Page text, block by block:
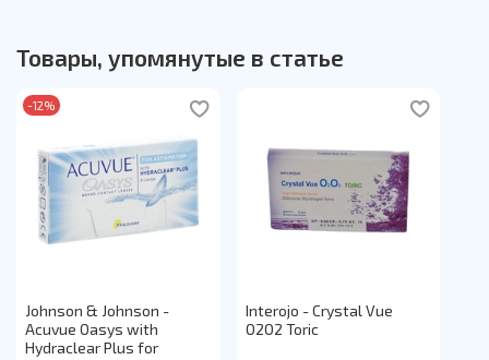
Товары, упомянутые в статье
-12%
Johnson & Johnson -
Acuvue Oasys with
Hydraclear Plus for
Interojo - Crystal Vue
O2O2 Toric